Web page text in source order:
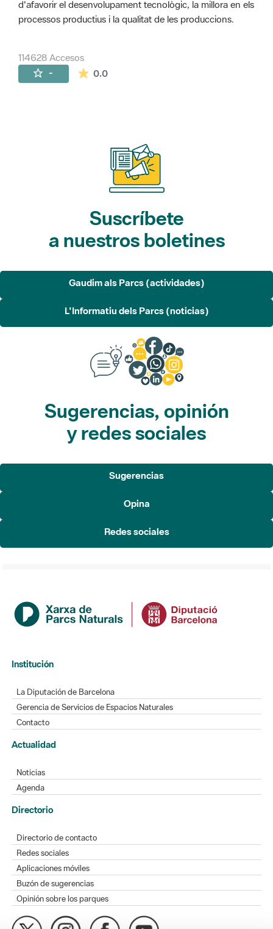
d'afavorir el desenvolupament tecnològic, la millora en els
processos productius i la qualitat de les produccions.
114628 Accesos
- 0.0La valoración media es de 0 estrellas de
Suscríbete
a nuestros boletines
Gaudim als Parcs (actividades)
L'Informatiu dels Parcs (noticias)
Sugerencias, opinión
y redes sociales
Sugerencias
Opina
Redes sociales
Institución
La Diputación de Barcelona
Gerencia de Servicios de Espacios Naturales
Contacto
Actualidad
Noticias
Agenda
Directorio
Directorio de contacto
Redes sociales
Aplicaciones móviles
Buzón de sugerencias
Opinión sobre los parques